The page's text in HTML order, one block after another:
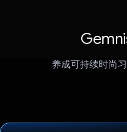
养成可持续时尚